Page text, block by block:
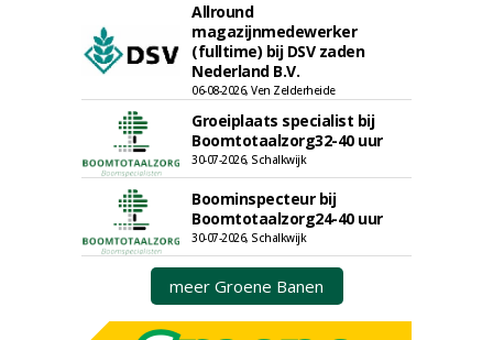
Allround
magazijnmedewerker
(fulltime) bij DSV zaden
Nederland B.V.
06-08-2026, Ven Zelderheide
Groeiplaats specialist bij
Boomtotaalzorg32-40 uur
30-07-2026, Schalkwijk
Boominspecteur bij
Boomtotaalzorg24-40 uur
30-07-2026, Schalkwijk
meer Groene Banen